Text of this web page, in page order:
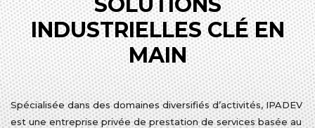
INDUSTRIELLES CLÉ EN
MAIN
Spécialisée dans des domaines diversifiés d’activités, IPADEV
est une entreprise privée de prestation de services basée au